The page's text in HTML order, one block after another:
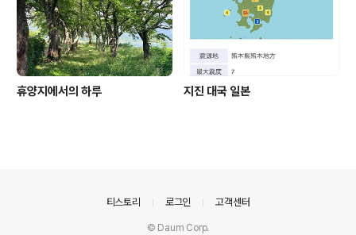
휴양지에서의 하루 지진 대국 일본
티스토리 로그인 고객센터
© Daum Corp.